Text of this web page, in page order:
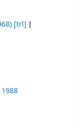
[trl]
1988